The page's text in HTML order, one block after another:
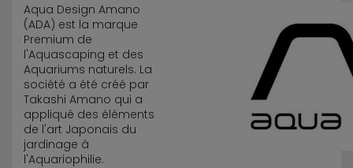
Aqua Design Amano
(ADA) est la marque
Premium de
l'Aquascaping et des
Aquariums naturels. La
société a été créé par
Takashi Amano qui a
appliqué des éléments
de l'art Japonais du
jardinage à
l'Aquariophilie.